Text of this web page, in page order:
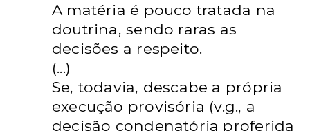
A matéria é pouco tratada na
doutrina, sendo raras as
decisões a respeito.
(...)
Se, todavia, descabe a própria
execução provisória (v.g., a
decisão condenatória proferida